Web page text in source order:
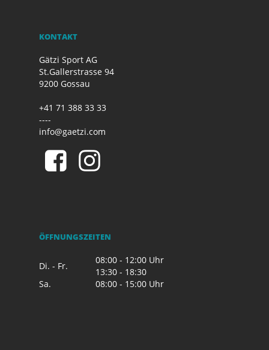
KONTAKT
Gätzi Sport AG
St.Gallerstrasse 94
9200 Gossau
+41 71 388 33 33
----
info@gaetzi.com
ÖFFNUNGSZEITEN
Di. - Fr.
08:00 - 12:00 Uhr
13:30 - 18:30
Sa.
08:00 - 15:00 Uhr